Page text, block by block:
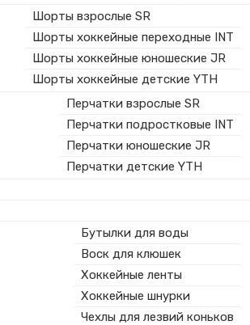
Шорты взрослые SR
Шорты хоккейные переходные INT
Шорты хоккейные юношеские JR
Шорты хоккейные детские YTH
Перчатки взрослые SR
Перчатки подростковые INT
Перчатки юношеские JR
Перчатки детские YTH
Бутылки для воды
Воск для клюшек
Хоккейные ленты
Хоккейные шнурки
Чехлы для лезвий коньков